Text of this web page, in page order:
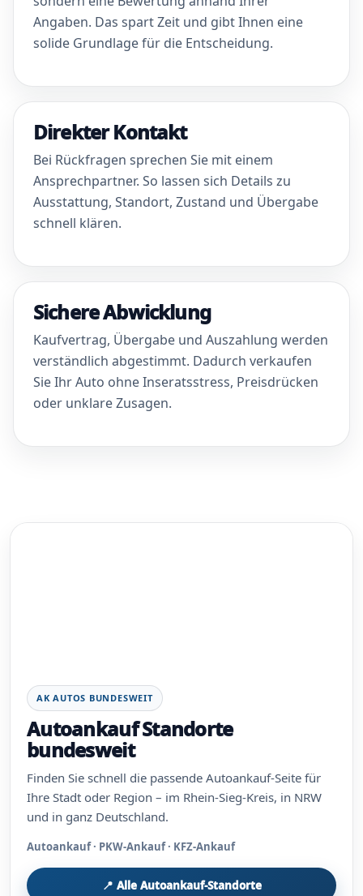
Angaben. Das spart Zeit und gibt Ihnen eine
solide Grundlage für die Entscheidung.
Direkter Kontakt
Bei Rückfragen sprechen Sie mit einem
Ansprechpartner. So lassen sich Details zu
Ausstattung, Standort, Zustand und Übergabe
schnell klären.
Sichere Abwicklung
Kaufvertrag, Übergabe und Auszahlung werden
verständlich abgestimmt. Dadurch verkaufen
Sie Ihr Auto ohne Inseratsstress, Preisdrücken
oder unklare Zusagen.
AK AUTOS BUNDESWEIT
Autoankauf Standorte
bundesweit
Finden Sie schnell die passende Autoankauf-Seite für
Ihre Stadt oder Region – im Rhein-Sieg-Kreis, in NRW
und in ganz Deutschland.
Autoankauf · PKW-Ankauf · KFZ-Ankauf
📍 Alle Autoankauf-Standorte